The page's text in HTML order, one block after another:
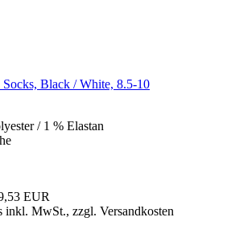
Black / White, 8.5-10
/ 1 % Elastan
EUR
inkl. MwSt., zzgl. Versandkosten